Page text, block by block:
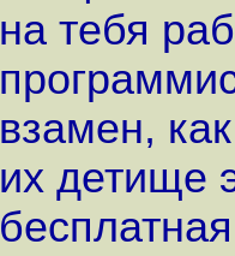
на тебя
взамен,
их детище